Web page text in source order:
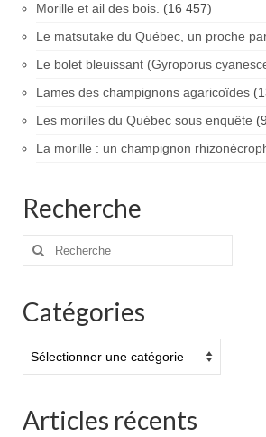
Morille et ail des bois. (16 457)
Le matsutake du Québec, un proche
Le bolet bleuissant (Gyroporus
Lames des champignons agaricoïdes
Les morilles du Québec sous enquête
La morille : un champignon
Recherche
Rechercher
Catégories
Articles récents